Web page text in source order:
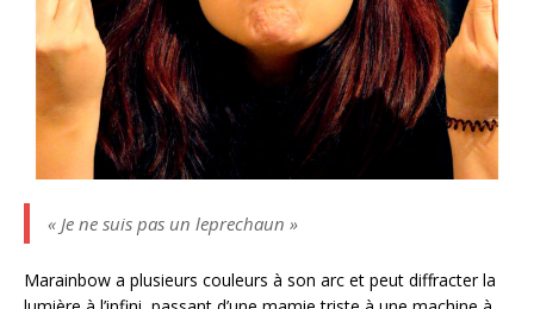
« Je ne suis pas un leprechaun »
Marainbow a plusieurs couleurs à son arc et peut diffracter la